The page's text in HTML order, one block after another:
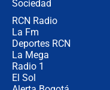
Sociedad
RCN Radio
La Fm
Deportes RCN
La Mega
Radio 1
El Sol